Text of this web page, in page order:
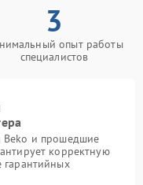
3
опыт работы
специалистов
Beko и прошедшие
корректную
гарантийных